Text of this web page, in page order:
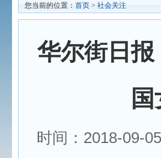
您当前的位置： 首页 > 社会关注
华尔街日
时间：2018-09-